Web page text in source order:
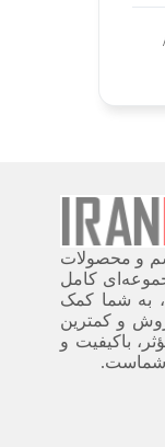
و محصولات
کامل
به شما کمک
روش و کمترین
باکیفیت و
شماست.